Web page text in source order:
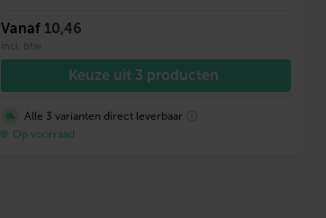
Vanaf 10,46
incl. btw
Keuze uit 3 producten
Alle 3 varianten direct leverbaar
Op voorraad